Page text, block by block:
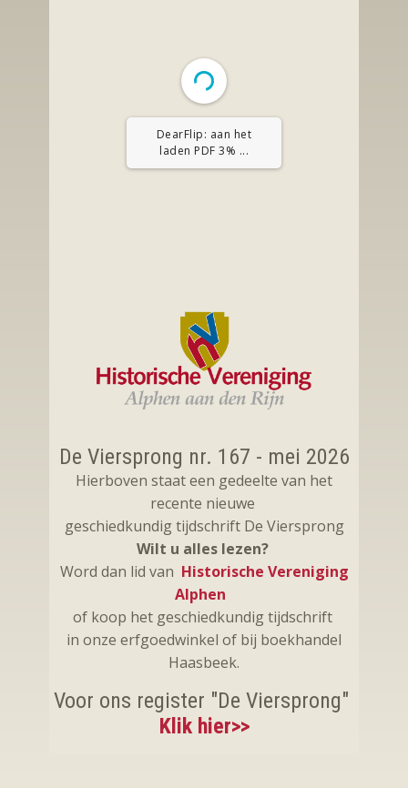
DearFlip: aan het
laden PDF 9% ...
De Viersprong nr. 167 -​ mei 2026
Hierboven staat een gedeelte van het
recente nieuwe
geschiedkundig tijdschrift De Viersprong
Wilt u alles lezen?
Word dan lid van Historische Vereniging
Alphen
of koop het ​geschiedkundig tijdschrift
in onze erfgoedwinkel of bij boekhandel
Haasbeek.
Voor ons register "De Viersprong"
Klik hier>>